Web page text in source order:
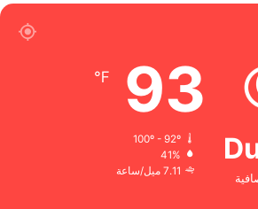
93
℉
100º - 92º
41%
7.11 ميل/ساعة